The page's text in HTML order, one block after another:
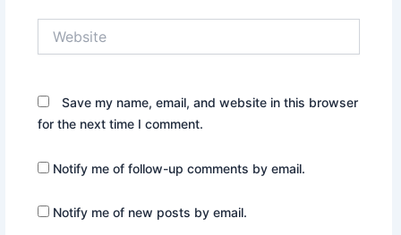
Save my name, email, and website in this browser
for the next time I comment.
Notify me of follow-up comments by email.
Notify me of new posts by email.